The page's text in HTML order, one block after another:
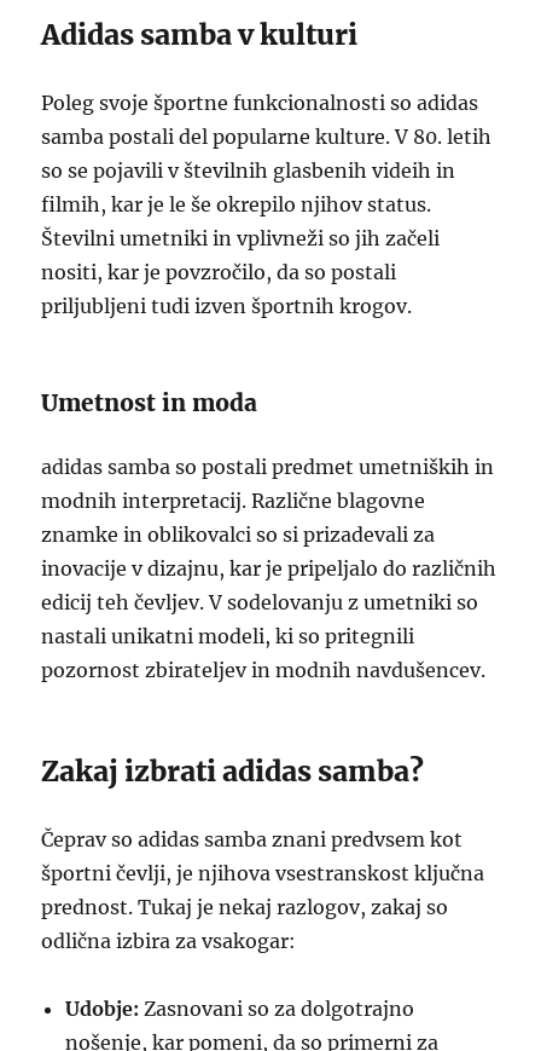
Adidas samba v kulturi
Poleg svoje športne funkcionalnosti so adidas
samba postali del popularne kulture. V 80. letih
so se pojavili v številnih glasbenih videih in
filmih, kar je le še okrepilo njihov status.
Številni umetniki in vplivneži so jih začeli
nositi, kar je povzročilo, da so postali
priljubljeni tudi izven športnih krogov.
Umetnost in moda
adidas samba so postali predmet umetniških in
modnih interpretacij. Različne blagovne
znamke in oblikovalci so si prizadevali za
inovacije v dizajnu, kar je pripeljalo do različnih
edicij teh čevljev. V sodelovanju z umetniki so
nastali unikatni modeli, ki so pritegnili
pozornost zbirateljev in modnih navdušencev.
Zakaj izbrati adidas samba?
Čeprav so adidas samba znani predvsem kot
športni čevlji, je njihova vsestranskost ključna
prednost. Tukaj je nekaj razlogov, zakaj so
odlična izbira za vsakogar:
Udobje: Zasnovani so za dolgotrajno
nošenje, kar pomeni, da so primerni za